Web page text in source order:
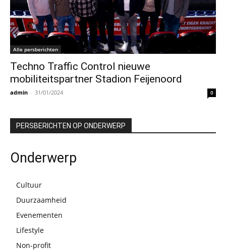
Alle persberichten
Techno Traffic Control nieuwe
mobiliteitspartner Stadion Feijenoord
admin - 31/01/2024 0
PERSBERICHTEN OP ONDERWERP
Onderwerp
Cultuur
Duurzaamheid
Evenementen
Lifestyle
Non-profit